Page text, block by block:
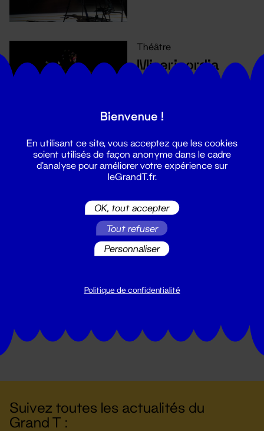
Théâtre
Misericordia
Théâtre
La Grande Marée
28 nov. - 1 déc. 2023
Suivez toutes les actualités du
Grand T :
Bienvenue !
En utilisant ce site, vous acceptez que les cookies
soient utilisés de façon anonyme dans le cadre
d'analyse pour améliorer votre expérience sur
leGrandT.fr.
OK, tout accepter
Tout refuser
Personnaliser
Politique de confidentialité